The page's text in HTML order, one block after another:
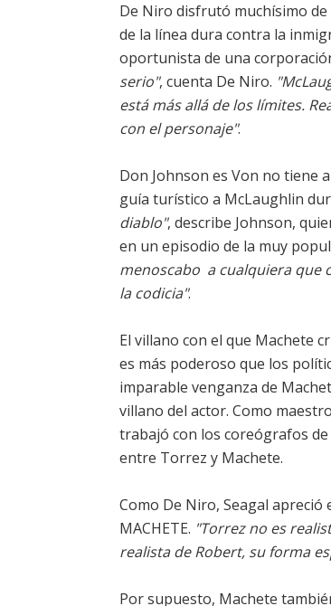
De Niro disfrutó muchísimo
de la línea dura contra la
oportunista de una
serio", cuenta De Niro.
está más allá de los límites.
con el personaje".
Don Johnson es Von no
guía turístico a McLaughlin
diablo", describe Johnson,
en un episodio de la muy
menoscabo  a cualquiera
la codicia".
El villano con el que Machete
es más poderoso que los
imparable venganza de
villano del actor. Como
trabajó con los coreógrafos
entre Torrez y Machete.
Como De Niro, Seagal
MACHETE. "Torrez no es
realista de Robert, su forma
Por supuesto, Machete